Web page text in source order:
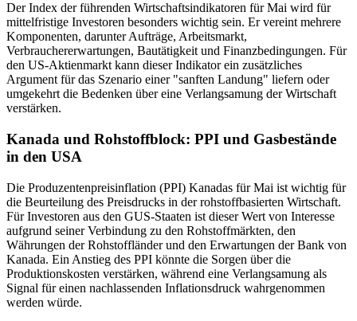
Der Index der führenden Wirtschaftsindikatoren für Mai wird für
mittelfristige Investoren besonders wichtig sein. Er vereint mehrere
Komponenten, darunter Aufträge, Arbeitsmarkt,
Verbrauchererwartungen, Bautätigkeit und Finanzbedingungen. Für
den US-Aktienmarkt kann dieser Indikator ein zusätzliches
Argument für das Szenario einer "sanften Landung" liefern oder
umgekehrt die Bedenken über eine Verlangsamung der Wirtschaft
verstärken.
Kanada und Rohstoffblock: PPI und Gasbestände
in den USA
Die Produzentenpreisinflation (PPI) Kanadas für Mai ist wichtig für
die Beurteilung des Preisdrucks in der rohstoffbasierten Wirtschaft.
Für Investoren aus den GUS-Staaten ist dieser Wert von Interesse
aufgrund seiner Verbindung zu den Rohstoffmärkten, den
Währungen der Rohstoffländer und den Erwartungen der Bank von
Kanada. Ein Anstieg des PPI könnte die Sorgen über die
Produktionskosten verstärken, während eine Verlangsamung als
Signal für einen nachlassenden Inflationsdruck wahrgenommen
werden würde.